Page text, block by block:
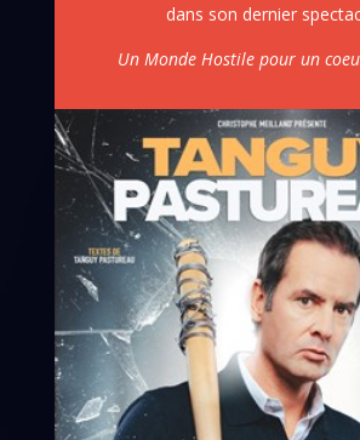
dans son dernier
Un Monde Hostile pour un